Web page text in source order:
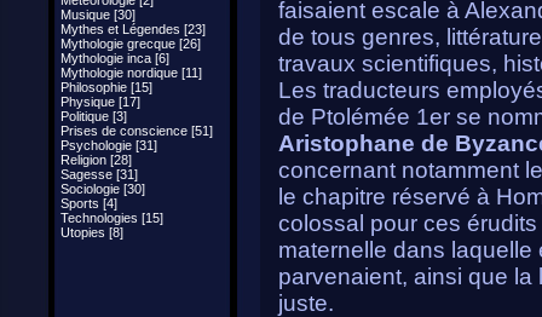
Musique [30]
Mythes et Légendes [23]
Mythologie grecque [26]
Mythologie inca [6]
Mythologie nordique [11]
Philosophie [15]
Physique [17]
Politique [3]
Prises de conscience [51]
Psychologie [31]
Religion [28]
Sagesse [31]
Sociologie [30]
Sports [4]
Technologies [15]
Utopies [8]
faisaient escale à
de tous genres,
travaux scientifiques,
Les traducteurs
de Ptolémée 1er se
Aristophane de
concernant notamment
le chapitre réservé à
colossal pour ces
maternelle dans
parvenaient, ainsi que
juste.